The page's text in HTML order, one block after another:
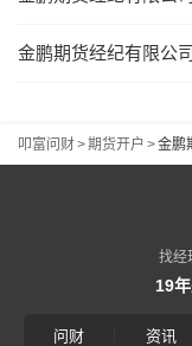
金鹏期货经纪有限公
叩富问财>期货开户 >金鹏
找经
19
问财 资讯